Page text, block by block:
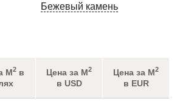
Бежевый камень
М2 в
Цена за М2
в USD
Цена за М2
в EUR